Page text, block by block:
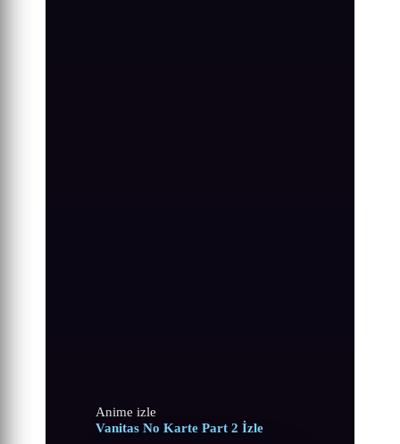
Anime izle
Vanitas No Karte Part 2 İzle